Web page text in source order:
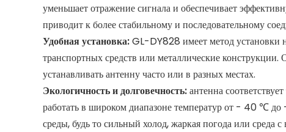
уменьшает отражение сигнала и обеспечивает
приводит к более стабильному и последовательному
Удобная установка:GL-DY828 имеет метод установки
транспортных средств или металлические конструкции.
устанавливать антенну часто или в разных местах.
Экологичность и долговечность:антенна
работать в широком диапазоне температур от - 40 ℃
среды, будь то сильный холод, жаркая погода или среда